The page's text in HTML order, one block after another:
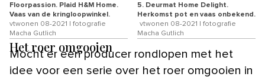
Floorpassion. Plaid H&M Home.
Vaas van de kringloopwinkel.
vtwonen 08-2021 | fotografie
Macha Gutlich
5. Deurmat Home Delight.
Herkomst pot en vaas onbekend.
vtwonen 08-2021 | fotografie
Macha Gutlich
Het roer omgooien
Mocht er een producer rondlopen met het
idee voor een serie over het roer omgooien in